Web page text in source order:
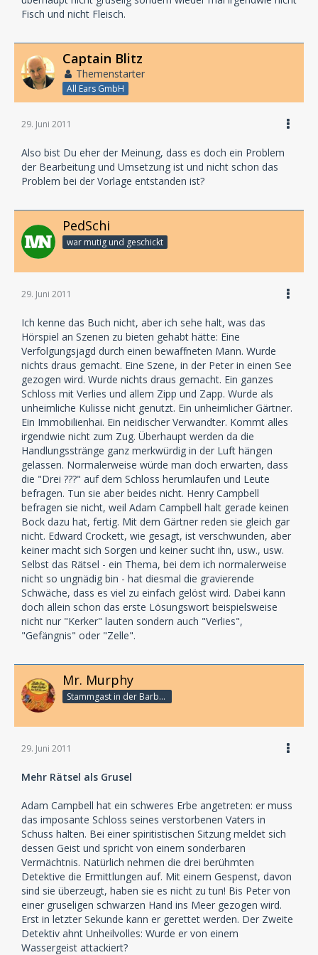
Fisch und nicht Fleisch.
Captain Blitz
Themenstarter
All Ears GmbH
29. Juni 2011
Also bist Du eher der Meinung, dass es doch ein Problem
der Bearbeitung und Umsetzung ist und nicht schon das
Problem bei der Vorlage entstanden ist?
PedSchi
war mutig und geschickt
29. Juni 2011
Ich kenne das Buch nicht, aber ich sehe halt, was das
Hörspiel an Szenen zu bieten gehabt hätte: Eine
Verfolgungsjagd durch einen bewaffneten Mann. Wurde
nichts draus gemacht. Eine Szene, in der Peter in einen See
gezogen wird. Wurde nichts draus gemacht. Ein ganzes
Schloss mit Verlies und allem Zipp und Zapp. Wurde als
unheimliche Kulisse nicht genutzt. Ein unheimlicher Gärtner.
Ein Immobilienhai. Ein neidischer Verwandter. Kommt alles
irgendwie nicht zum Zug. Überhaupt werden da die
Handlungsstränge ganz merkwürdig in der Luft hängen
gelassen. Normalerweise würde man doch erwarten, dass
die "Drei ???" auf dem Schloss herumlaufen und Leute
befragen. Tun sie aber beides nicht. Henry Campbell
befragen sie nicht, weil Adam Campbell halt gerade keinen
Bock dazu hat, fertig. Mit dem Gärtner reden sie gleich gar
nicht. Edward Crockett, wie gesagt, ist verschwunden, aber
keiner macht sich Sorgen und keiner sucht ihn, usw., usw.
Selbst das Rätsel - ein Thema, bei dem ich normalerweise
nicht so ungnädig bin - hat diesmal die gravierende
Schwäche, dass es viel zu einfach gelöst wird. Dabei kann
doch allein schon das erste Lösungswort beispielsweise
nicht nur "Kerker" lauten sondern auch "Verlies",
"Gefängnis" oder "Zelle".
Mr. Murphy
Stammgast in der Barbarabar
29. Juni 2011
Mehr Rätsel als Grusel
Adam Campbell hat ein schweres Erbe angetreten: er muss
das imposante Schloss seines verstorbenen Vaters in
Schuss halten. Bei einer spiritistischen Sitzung meldet sich
dessen Geist und spricht von einem sonderbaren
Vermächtnis. Natürlich nehmen die drei berühmten
Detektive die Ermittlungen auf. Mit einem Gespenst, davon
sind sie überzeugt, haben sie es nicht zu tun! Bis Peter von
einer gruseligen schwarzen Hand ins Meer gezogen wird.
Erst in letzter Sekunde kann er gerettet werden. Der Zweite
Detektiv ahnt Unheilvolles: Wurde er von einem
Wassergeist attackiert?